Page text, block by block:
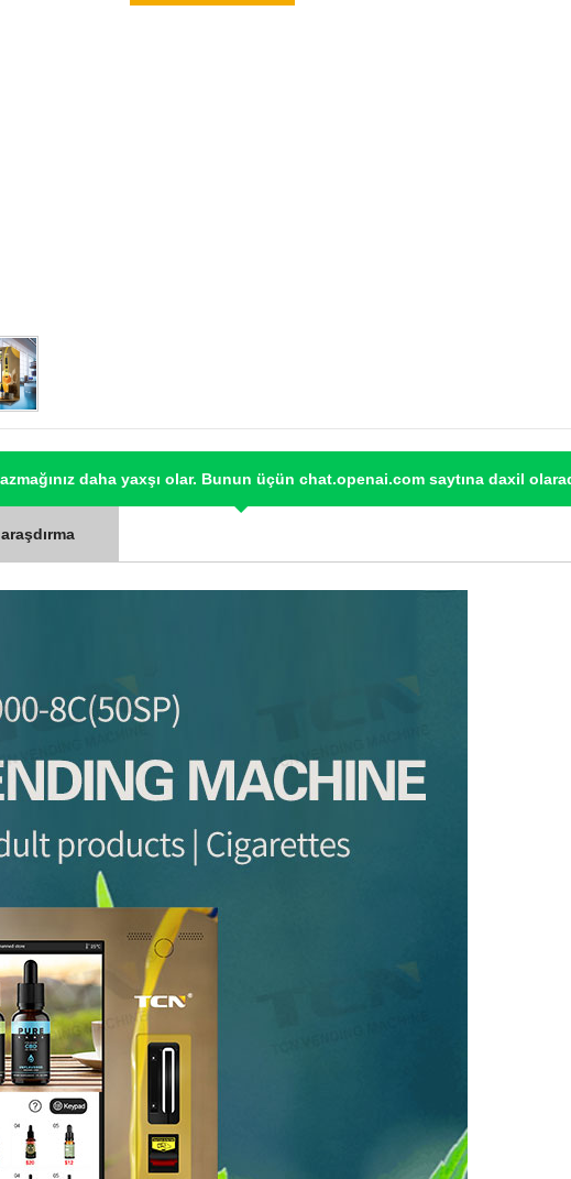
daha yaxşı olar. Bunun üçün chat.openai.com saytına daxil
about [avtomobil modeli] for rentacarXNUMX.az site." Qeyd:
araşdırma